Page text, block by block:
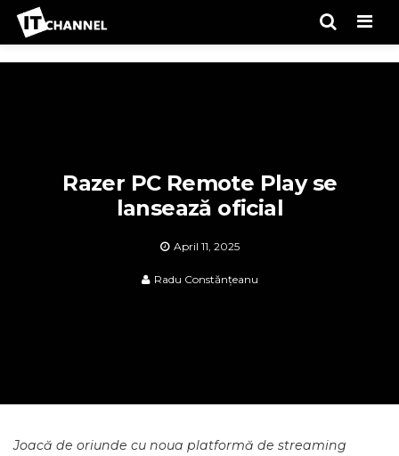
Razer PC Remote Play se
lansează oficial
April 11, 2025
Radu Constănțeanu
Joacă de oriunde cu noua platformă de streaming